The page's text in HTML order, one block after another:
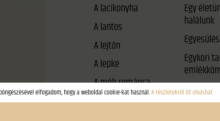
A lacikonyha
A lantos
A lejtőn
A lepke
A méh románca
A néma háború
Egy
halálunk
Egyesülés
Egykori
Éjféli
Él-e még